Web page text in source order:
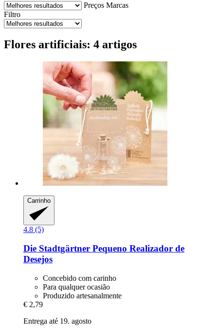
Preços Marcas
Filtro
Flores artificiais: 4 artigos
Carrinho
4.8 (5)
Die Stadtgärtner Pequeno Realizador de
Desejos
Concebido com carinho
Para qualquer ocasião
Produzido artesanalmente
€ 2,79
Entrega até 19. agosto